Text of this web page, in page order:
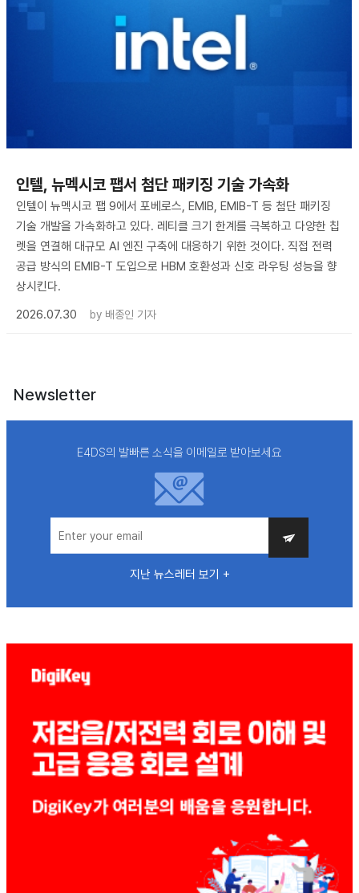
인텔, 뉴멕시코 팹서 첨단 패키징 기술 가속화
인텔이 뉴멕시코 팹 9에서 포베로스, EMIB, EMIB-T 등 첨단 패키징
기술 개발을 가속화하고 있다. 레티클 크기 한계를 극복하고 다양한 칩
렛을 연결해 대규모 AI 엔진 구축에 대응하기 위한 것이다. 직접 전력
공급 방식의 EMIB-T 도입으로 HBM 호환성과 신호 라우팅 성능을 향
상시킨다.
2026.07.30
by 배종인 기자
Newsletter
E4DS의 발빠른 소식을 이메일로 받아보세요
지난 뉴스레터 보기 +